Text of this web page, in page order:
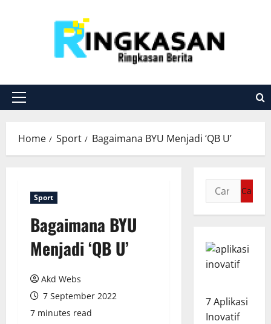
Primary
Home Sport Bagaimana BYU Menjadi ‘QB U’
Sport
Bagaimana BYU
Menjadi ‘QB U’
Akd Webs
7 September 2022
7 minutes read
Cari
untuk:
7 Aplikasi
Inovatif